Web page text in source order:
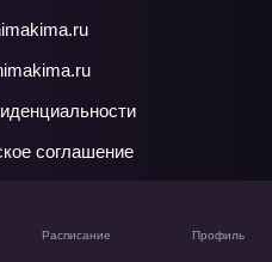
Расписание Профиль
соглашение